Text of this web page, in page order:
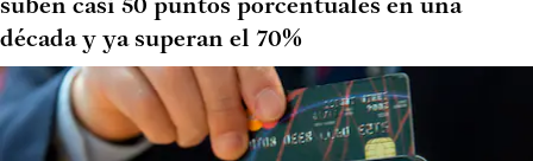
suben casi 50 puntos porcentuales en una
década y ya superan el 70%